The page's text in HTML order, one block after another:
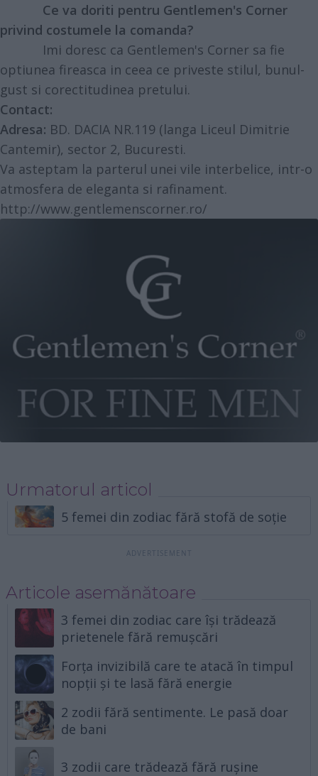
Ce va doriti pentru Gentlemen's Corner
privind costumele la comanda?
Imi doresc ca Gentlemen's Corner sa fie
optiunea fireasca in ceea ce priveste stilul, bunul-
gust si corectitudinea pretului.
Contact:
Adresa: BD. DACIA NR.119 (langa Liceul Dimitrie
Cantemir), sector 2, Bucuresti.
Va asteptam la parterul unei vile interbelice, intr-o
atmosfera de eleganta si rafinament.
http://www.gentlemenscorner.ro/
Urmatorul articol
5 femei din zodiac fără stofă de soție
Articole asemănătoare
3 femei din zodiac care își trădează
prietenele fără remușcări
Forța invizibilă care te atacă în timpul
nopții și te lasă fără energie
2 zodii fără sentimente. Le pasă doar
de bani
3 zodii care trădează fără rușine